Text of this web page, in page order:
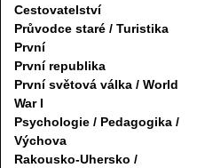
Cestovatelství
Průvodce staré / Turistika
První
První republika
První světová válka / World
War I
Psychologie / Pedagogika /
Výchova
Rakousko-Uhersko /